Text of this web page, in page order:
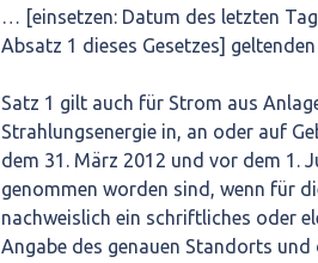
… [einsetzen: Datum des letzten
Absatz 1 dieses Gesetzes] geltenden
Satz 1 gilt auch für Strom aus
Strahlungsenergie in, an oder auf
dem 31. März 2012 und vor dem 1.
genommen worden sind, wenn für
nachweislich ein schriftliches oder
Angabe des genauen Standorts